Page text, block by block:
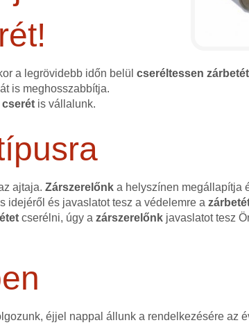
a legrövidebb időn belülcseréltessen
is meghosszabbítja.
cserét is vállalunk.
ajtaja.Zárszerelőnk a helyszínen megállapítja
idejéről és javaslatot tesz a védelemre a
cserélni, úgy a zárszerelőnk javaslatot tesz
éjjel nappal állunk a rendelkezésére az